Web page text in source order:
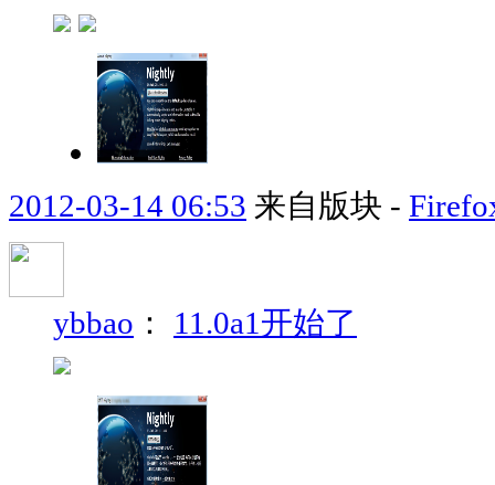
2012-03-14 06:53 来自版块 -
ybbao ： 11.0a1开始了